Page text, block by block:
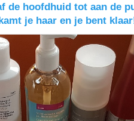
de hoofdhuid tot aan de
je haar en je bent